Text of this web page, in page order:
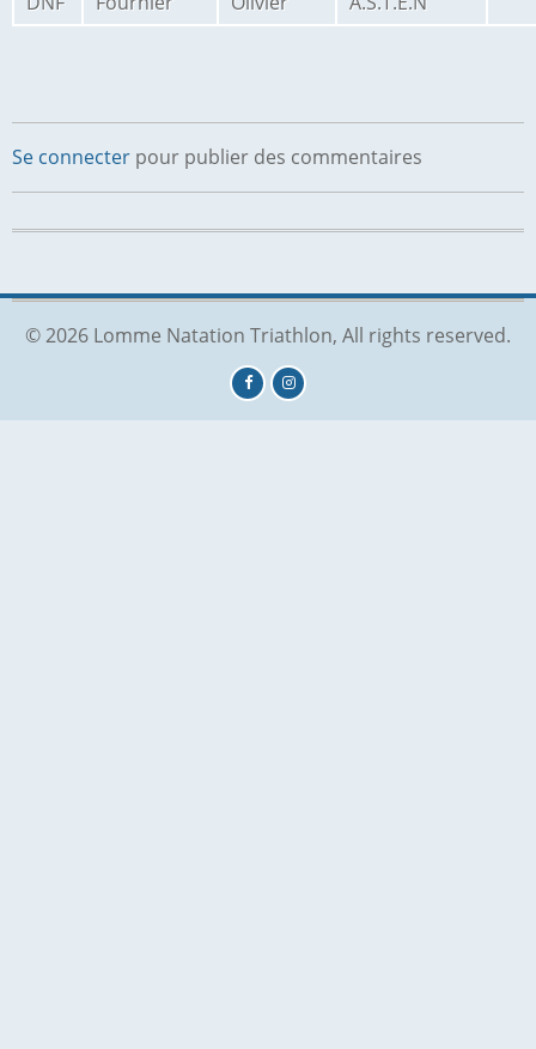
Se connecter pour publier des commentaires
© 2026 Lomme Natation Triathlon, All rights reserved.